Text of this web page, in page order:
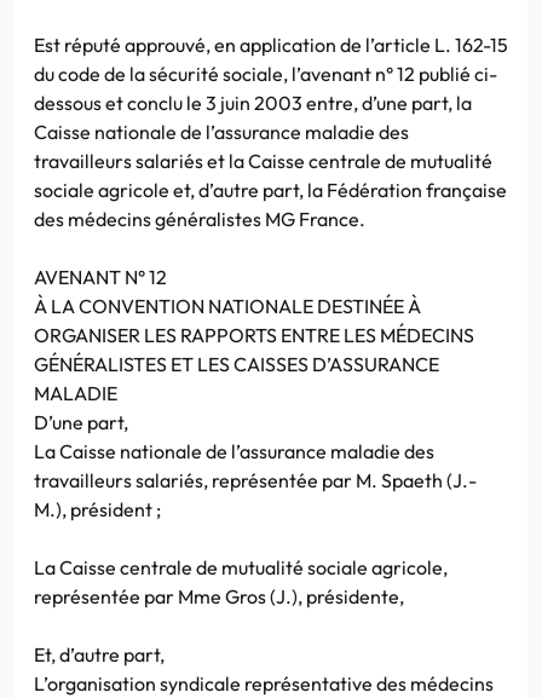
Est réputé approuvé, en application de l’article L. 162-15
du code de la sécurité sociale, l’avenant n° 12 publié ci-
dessous et conclu le 3 juin 2003 entre, d’une part, la
Caisse nationale de l’assurance maladie des
travailleurs salariés et la Caisse centrale de mutualité
sociale agricole et, d’autre part, la Fédération française
des médecins généralistes MG France.
AVENANT N° 12
À LA CONVENTION NATIONALE DESTINÉE À
ORGANISER LES RAPPORTS ENTRE LES MÉDECINS
GÉNÉRALISTES ET LES CAISSES D’ASSURANCE
MALADIE
D’une part,
La Caisse nationale de l’assurance maladie des
travailleurs salariés, représentée par M. Spaeth (J.-
M.), président ;
La Caisse centrale de mutualité sociale agricole,
représentée par Mme Gros (J.), présidente,
Et, d’autre part,
L’organisation syndicale représentative des médecins